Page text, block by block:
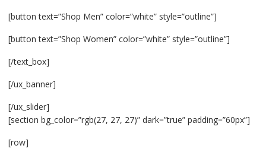
[button text=”Shop Men” color=”white” style=”outline”]
[button text=”Shop Women” color=”white” style=”outline”]
[/text_box]
[/ux_banner]
[/ux_slider]
[section bg_color=”rgb(27, 27, 27)” dark=”true” padding=”60px”]
[row]